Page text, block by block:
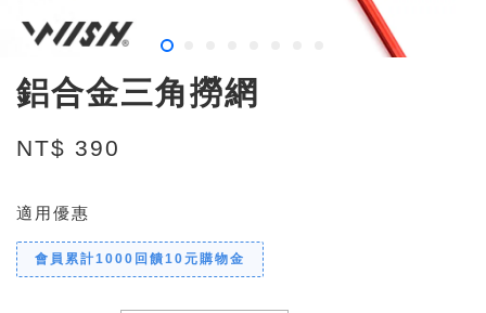
鋁合金三角撈網
NT$ 390
適用優惠
會員累計1000回饋10元購物金